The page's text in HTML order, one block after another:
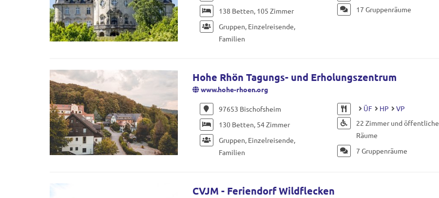
138 Betten, 105 Zimmer
Gruppen, Einzelreisende,
Familien
17 Gruppenräume
Hohe Rhön Tagungs- und Erholungszentrum
www.hohe-rhoen.org
97653 Bischofsheim
130 Betten, 54 Zimmer
Gruppen, Einzelreisende,
Familien
ÜF HP
VP
22 Zimmer und öffentliche
Räume
7 Gruppenräume
CVJM - Feriendorf Wildflecken